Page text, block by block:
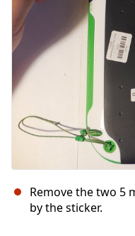
Remove the two 5
by the sticker.